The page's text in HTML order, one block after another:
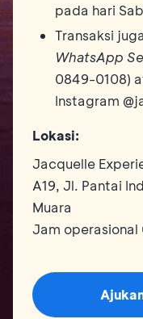
pada hari
Transaksi
WhatsApp
0849-0108)
Instagram
Lokasi:
Jacquelle
A19, Jl. Pantai
Muara
Jam operasional